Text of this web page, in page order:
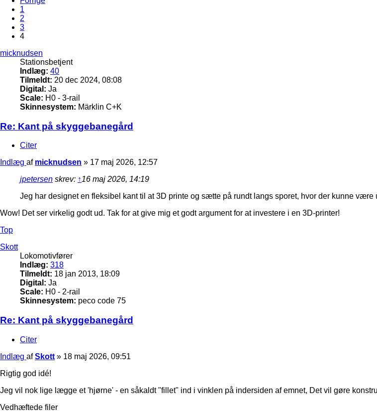
1
2
3
4
micknudsen
Stationsbetjent
Indlæg: 40
Tilmeldt: 20 dec 2024, 08:08
Digital: Ja
Scale: H0 - 3-rail
Skinnesystem: Märklin C+K
Re: Kant på skyggebanegård
Citer
Indlæg af micknudsen » 17 maj 2026, 12:57
jpetersen skrev: ↑16 maj 2026, 14:19
Jeg har designet en fleksibel kant til at 3D printe og sætte på rundt langs sporet, hvor der kunne være
Wow! Det ser virkelig godt ud. Tak for at give mig et godt argument for at investere i en 3D-printer!
Top
Skott
Lokomotivfører
Indlæg: 318
Tilmeldt: 18 jan 2013, 18:09
Digital: Ja
Scale: H0 - 2-rail
Skinnesystem: peco code 75
Re: Kant på skyggebanegård
Citer
Indlæg afSkott » 18 maj 2026, 09:51
Rigtig god idé!
Jeg vil nok lige lægge et 'hjørne' - en såkaldt "fillet" ind i vinklen på indersiden af emnet, Det vil gøre
Vedhæftede filer